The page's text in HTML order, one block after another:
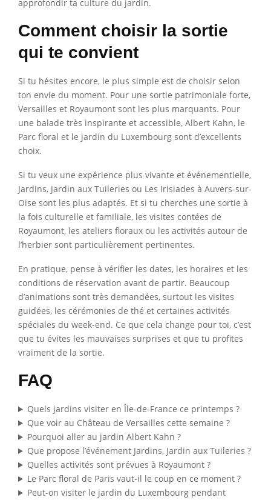
approfondir ta culture du jardin.
Comment choisir la sortie
qui te convient
Si tu hésites encore, le plus simple est de choisir selon
ton envie du moment. Pour une sortie patrimoniale forte,
Versailles et Royaumont sont les plus marquants. Pour
une balade très inspirante et accessible, Albert Kahn, le
Parc floral et le jardin du Luxembourg sont d’excellents
choix.
Si tu veux une expérience plus vivante et événementielle,
Jardins, Jardin aux Tuileries ou Les Irisiades à Auvers-sur-
Oise sont les plus adaptés. Et si tu cherches une sortie à
la fois culturelle et familiale, les visites contées de
Royaumont, les ateliers floraux ou les activités autour de
l’herbier sont particulièrement pertinentes.
En pratique, pense à vérifier les dates, les horaires et les
conditions de réservation avant de partir. Beaucoup
d’animations sont très demandées, surtout les visites
guidées, les cérémonies de thé et certaines activités
spéciales du week-end. Ce que cela change pour toi, c’est
que tu évites les mauvaises surprises et que tu profites
vraiment de la sortie.
FAQ
Quels jardins visiter en Île-de-France ce printemps ?
Que voir au Château de Versailles cette semaine ?
Pourquoi aller au jardin Albert Kahn ?
Que propose l’événement Jardins, Jardin aux Tuileries ?
Quelles activités sont prévues à Royaumont ?
Le Parc floral de Paris vaut-il le coup en ce moment ?
Peut-on visiter le jardin du Luxembourg pendant